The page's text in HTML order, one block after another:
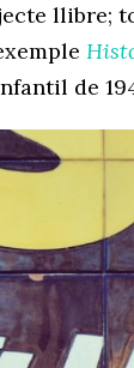
llibre;
de